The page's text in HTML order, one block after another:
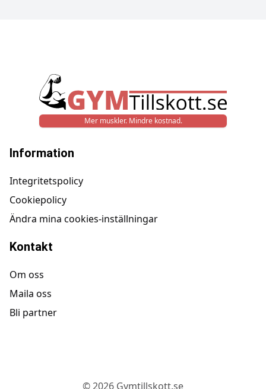
Mer muskler. Mindre kostnad.
Information
Integritetspolicy
Cookiepolicy
Ändra mina cookies-inställningar
Kontakt
Om oss
Maila oss
Bli partner
© 2026 Gymtillskott.se